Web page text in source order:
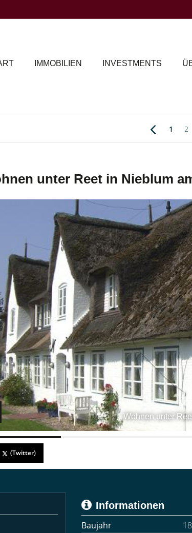
IMMOBILIEN INVESTMENTS
1 2
unter Reet in Nieblum
Wohnen unter
(Twitter)
Informationen
Baujahr